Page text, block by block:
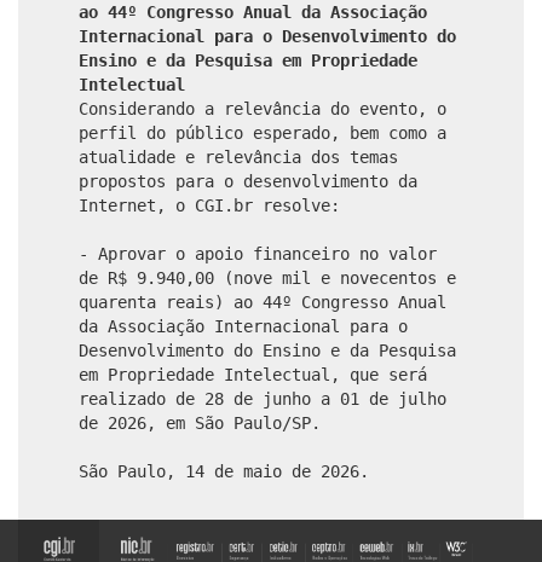
ao 44º Congresso Anual da Associação
Internacional para o Desenvolvimento do
Ensino e da Pesquisa em Propriedade
Intelectual
Considerando a relevância do evento, o
perfil do público esperado, bem como a
atualidade e relevância dos temas
propostos para o desenvolvimento da
Internet, o CGI.br resolve:
- Aprovar o apoio financeiro no valor
de R$ 9.940,00 (nove mil e novecentos e
quarenta reais) ao 44º Congresso Anual
da Associação Internacional para o
Desenvolvimento do Ensino e da Pesquisa
em Propriedade Intelectual, que será
realizado de 28 de junho a 01 de julho
de 2026, em São Paulo/SP.
São Paulo, 14 de maio de 2026.